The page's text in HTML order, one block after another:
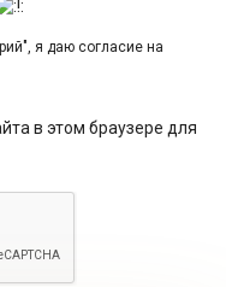
я даю согласие на
в этом браузере для